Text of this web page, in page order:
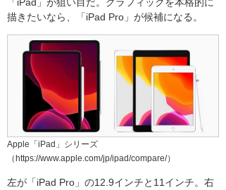
描きたいなら、「iPad Pro」が候補になる。
Apple「iPad」シリーズ
（https://www.apple.com/jp/ipad/compare/）
左が「iPad Pro」の12.9インチと11インチ。右